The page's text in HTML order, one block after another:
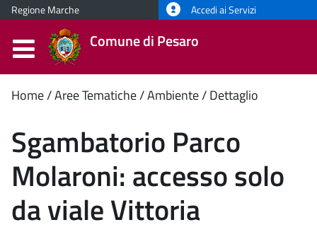
Regione Marche Accedi ai Servizi
Comune di Pesaro
Contenuto
principale
Home Aree Tematiche Ambiente Dettaglio
Sgambatorio Parco
Molaroni: accesso solo
da viale Vittoria